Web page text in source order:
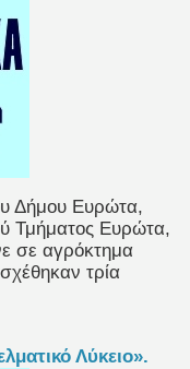
Δήμου Ευρώτα,
Τμήματος Ευρώτα,
σε αγρόκτημα
τρία
Λύκειο».